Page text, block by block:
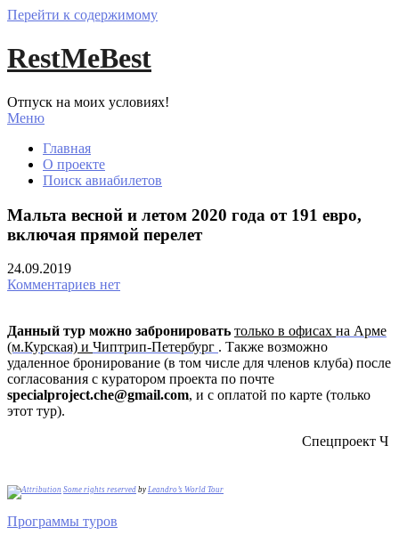
Перейти к содержимому
RestMeBest
Отпуск на моих условиях!
Меню
Главная
О проекте
Поиск авиабилетов
Мальта весной и летом 2020 года от 191 евро,
включая прямой перелет
24.09.2019
Комментариев нет
Данный тур можно забронировать только в офисах на Арме
(м.Курская) и Чиптрип-Петербург . Также возможно
удаленное бронирование (в том числе для членов клуба) после
согласования с куратором проекта по почте
specialproject.che@gmail.com, и с оплатой по карте (только
этот тур).
Спецпроект Ч
Some rights reserved by Leandro’s World Tour
Программы туров